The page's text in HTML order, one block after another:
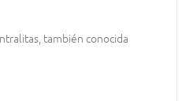
también conocida